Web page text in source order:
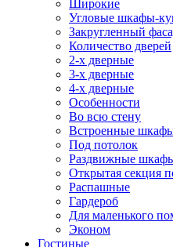
Широкие
Угловые шкафы-
Закругленный
Количество дверей
2-х дверные
3-х дверные
4-х дверные
Особенности
Во всю стену
Встроенные
Под потолок
Раздвижные
Открытая секция
Распашные
Гардероб
Для маленького
Эконом
Гостиные